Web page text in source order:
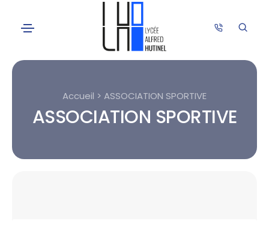
Accueil > ASSOCIATION SPORTIVE
ASSOCIATION SPORTIVE